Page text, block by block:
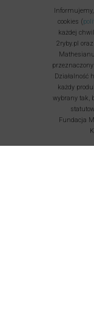
cookies (
każdej
2ryby.pl
Działalność
każdy
wybrany tak,
Fundacja